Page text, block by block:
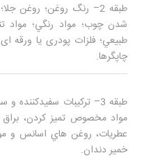
طبقه 2– رنگ روغن؛ روغن
شدن چوب؛ مواد رنگي؛ مواد
طبيعي؛ فلزات پودری يا ورقه
چاپگرها.
طبقه 3– تركيبات
مواد مخصوص تميز كردن، براق
عطريات، روغن‌ هاي اسانس و
خمير دندان.